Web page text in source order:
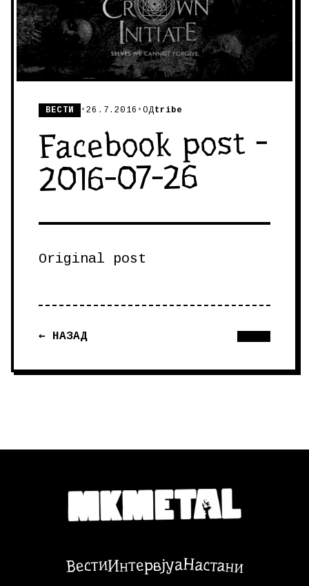
ВЕСТИ •26.7.2016 •ОДtribe
Facebook post -
2016-07-26
Original post
← НАЗАД
ВестиИнтервјуаНастани